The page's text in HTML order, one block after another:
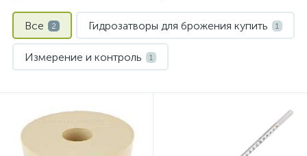
Все 2 Гидрозатворы для брожения купить 1
Измерение и контроль 1